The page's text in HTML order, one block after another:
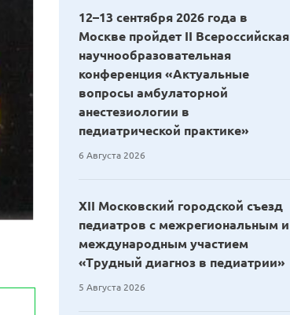
12–13 сентября 2026 года в
Москве пройдет II Всероссийская
научнообразовательная
конференция «Актуальные
вопросы амбулаторной
анестезиологии в
педиатрической практике»
6 Августа 2026
XII Московский городской съезд
педиатров с межрегиональным и
международным участием
«Трудный диагноз в педиатрии»
5 Августа 2026